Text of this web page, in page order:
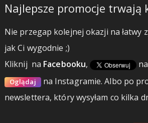
Najlepsze promocje trwają
Nie przegap kolejnej okazji na łatwy
jak Ci wygodnie ;)
Kliknij na Facebooku, na
Oglądaj na Instagramie.Albo po
newslettera, który wysyłam co kilka